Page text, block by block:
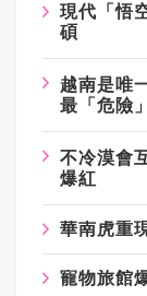
現代「悟
碩
越南是唯
最「危險」
不冷漠會
爆紅